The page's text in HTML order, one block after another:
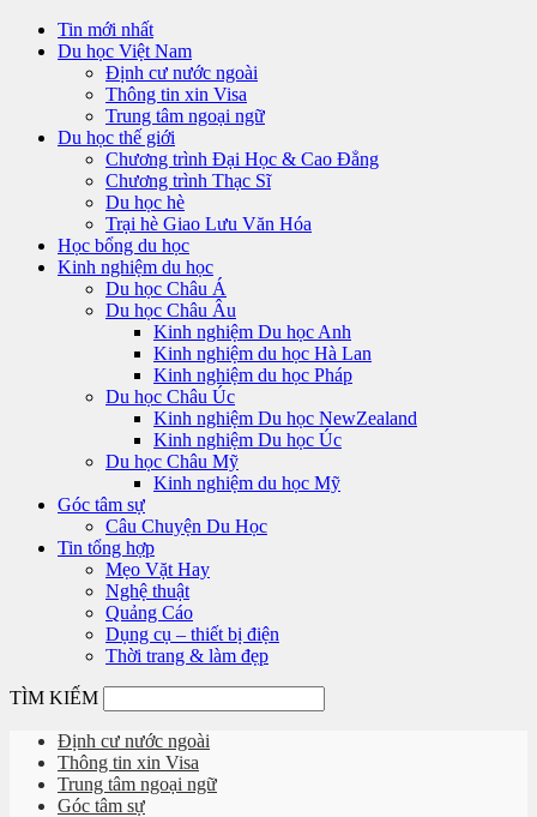
Tin mới nhất
Du học Việt Nam
Định cư nước ngoài
Thông tin xin Visa
Trung tâm ngoại ngữ
Du học thế giới
Chương trình Đại Học & Cao Đẳng
Chương trình Thạc Sĩ
Du học hè
Trại hè Giao Lưu Văn Hóa
Học bổng du học
Kinh nghiệm du học
Du học Châu Á
Du học Châu Âu
Kinh nghiệm Du học Anh
Kinh nghiệm du học Hà Lan
Kinh nghiệm du học Pháp
Du học Châu Úc
Kinh nghiệm Du học NewZealand
Kinh nghiệm Du học Úc
Du học Châu Mỹ
Kinh nghiệm du học Mỹ
Góc tâm sự
Câu Chuyện Du Học
Tin tổng hợp
Mẹo Vặt Hay
Nghệ thuật
Quảng Cáo
Dụng cụ – thiết bị điện
Thời trang & làm đẹp
TÌM KIẾM
Định cư nước ngoài
Thông tin xin Visa
Trung tâm ngoại ngữ
Góc tâm sự